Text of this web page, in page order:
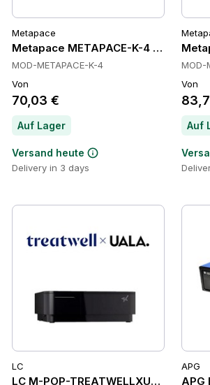
Metapace
Metapace METAPACE-K-4
MOD-METAPACE-K-4
Von
70,03 €
Auf Lager
Versand heute
Delivery in 3 days
MOD-
Von
Auf
für Scheine
LC
LC M-POP-TREATWELLXUALA
APG
APG